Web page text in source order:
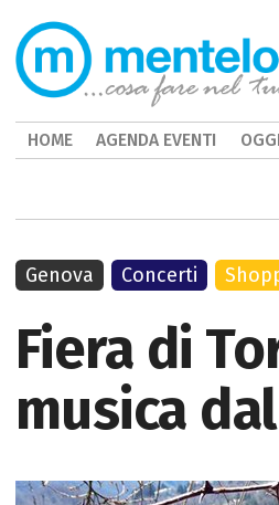
Fiera di
musica
Genova Concerti
HOME AGENDA EVENTI OGGI